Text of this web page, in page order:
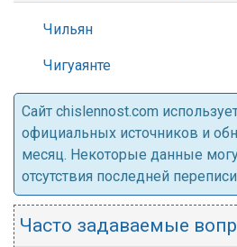
Чильян
Чигуаянте
Cайт chislennost.com
официальных источников и
месяц. Некоторые данные
отсутствия последней
Часто задаваемые